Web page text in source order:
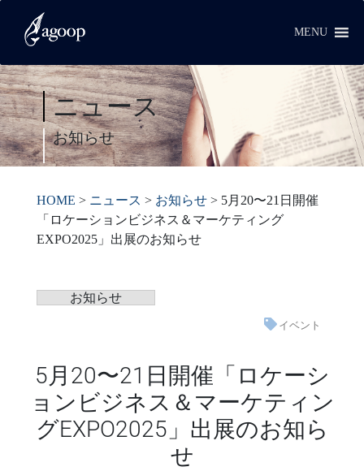
MENU
ニュース
お知らせ
HOME > ニュース > お知らせ> 5月20〜21日開催
「ロケーションビジネス＆マーケティング
EXPO2025」出展のお知らせ
お知らせ
イベント
5月20〜21日開催「ロケーシ
ョンビジネス＆マーケティン
グEXPO2025」出展のお知ら
せ